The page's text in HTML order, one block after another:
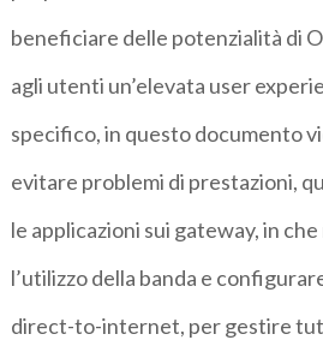
beneficiare delle potenzialità di
agli utenti un’elevata user
specifico, in questo documento
evitare problemi di prestazioni,
le applicazioni sui gateway, in
l’utilizzo della banda e
direct-to-internet, per gestire